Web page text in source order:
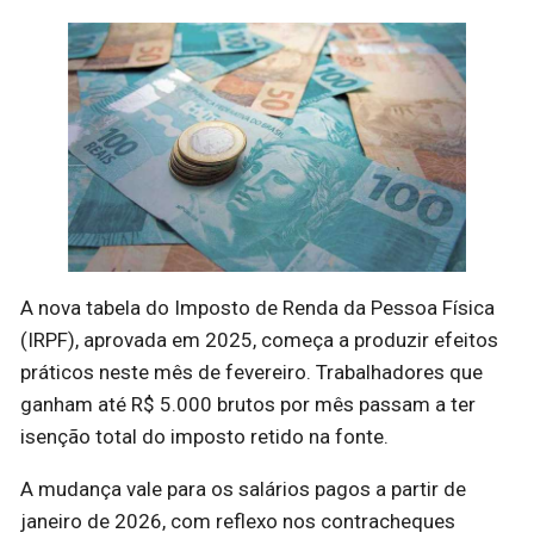
A nova tabela do Imposto de Renda da Pessoa Física
(IRPF), aprovada em 2025, começa a produzir efeitos
práticos neste mês de fevereiro. Trabalhadores que
ganham até R$ 5.000 brutos por mês passam a ter
isenção total do imposto retido na fonte.
A mudança vale para os salários pagos a partir de
janeiro de 2026, com reflexo nos contracheques